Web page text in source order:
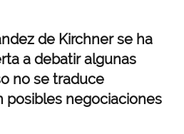
de Kirchner se ha
a debatir algunas
no se traduce
posibles negociaciones